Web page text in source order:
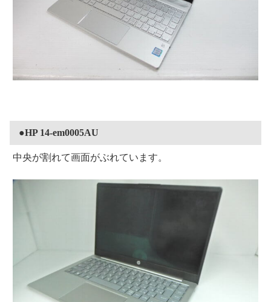
●HP 14-em0005AU
中央が割れて画面がぶれています。